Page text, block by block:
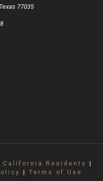
77035
Residents
Terms of Use